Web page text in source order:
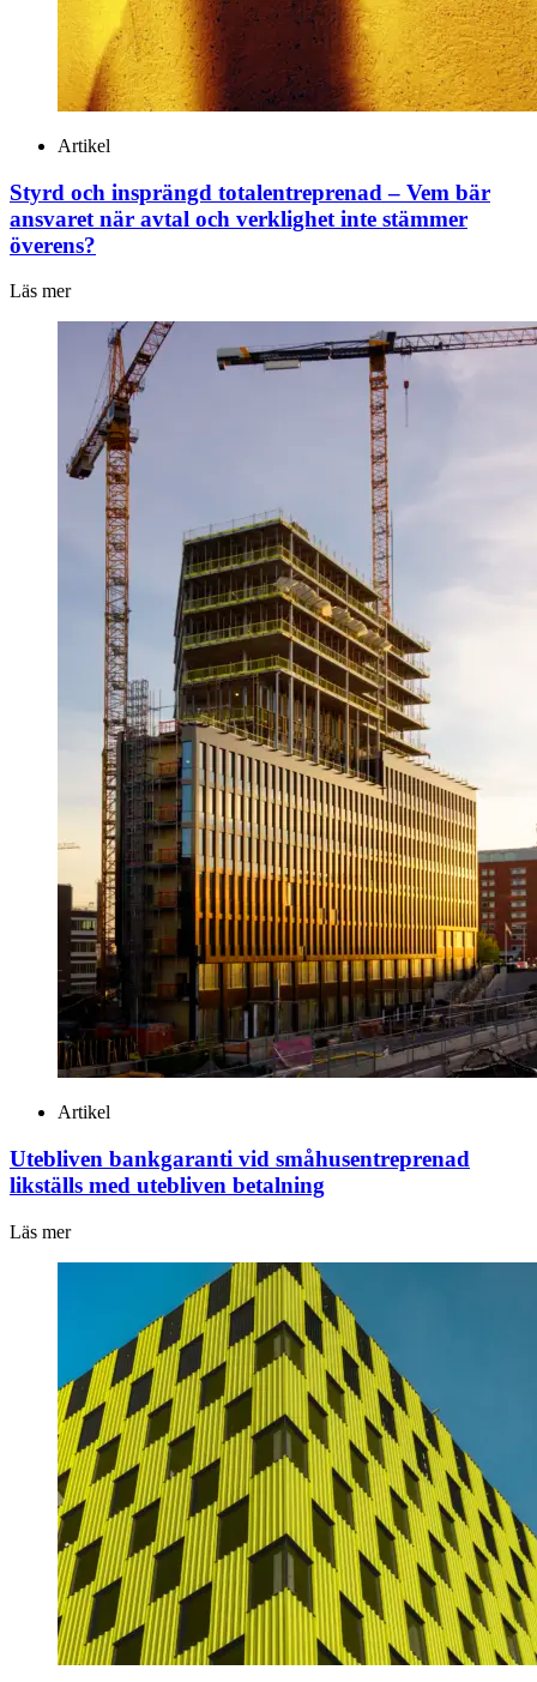
Artikel
Styrd och insprängd totalentreprenad – Vem bär
ansvaret när avtal och verklighet inte stämmer
överens?
Läs mer
Artikel
Utebliven bankgaranti vid småhusentreprenad
likställs med utebliven betalning
Läs mer